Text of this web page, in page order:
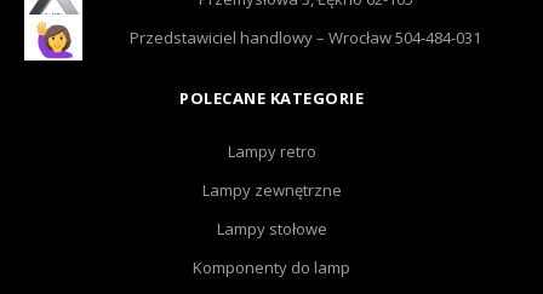
Przedstawiciel handlowy – Wrocław 504-484-031
POLECANE KATEGORIE
Lampy retro
Lampy zewnętrzne
Lampy stołowe
Komponenty do lamp